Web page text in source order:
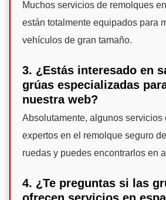
Muchos servicios de remolques
están totalmente equipados para
vehículos de gran tamaño.
3. ¿Estás interesado en
grúas especializadas
nuestra web?
Absolutamente, algunos servicios
expertos en el remolque seguro
ruedas y puedes encontrarlos en
4. ¿Te preguntas si las